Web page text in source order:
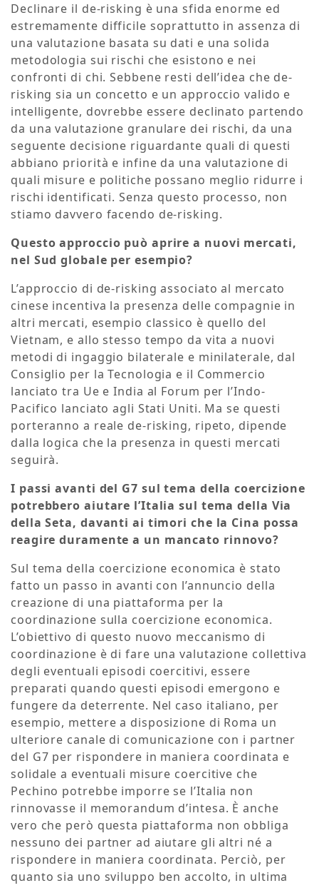
Declinare il de-risking è una sfida enorme ed
estremamente difficile soprattutto in assenza di
una valutazione basata su dati e una solida
metodologia sui rischi che esistono e nei
confronti di chi. Sebbene resti dell’idea che de-
risking sia un concetto e un approccio valido e
intelligente, dovrebbe essere declinato partendo
da una valutazione granulare dei rischi, da una
seguente decisione riguardante quali di questi
abbiano priorità e infine da una valutazione di
quali misure e politiche possano meglio ridurre i
rischi identificati. Senza questo processo, non
stiamo davvero facendo de-risking.
Questo approccio può aprire a nuovi mercati,
nel Sud globale per esempio?
L’approccio di de-risking associato al mercato
cinese incentiva la presenza delle compagnie in
altri mercati, esempio classico è quello del
Vietnam, e allo stesso tempo da vita a nuovi
metodi di ingaggio bilaterale e minilaterale, dal
Consiglio per la Tecnologia e il Commercio
lanciato tra Ue e India al Forum per l’Indo-
Pacifico lanciato agli Stati Uniti. Ma se questi
porteranno a reale de-risking, ripeto, dipende
dalla logica che la presenza in questi mercati
seguirà.
I passi avanti del G7 sul tema della coercizione
potrebbero aiutare l’Italia sul tema della Via
della Seta, davanti ai timori che la Cina possa
reagire duramente a un mancato rinnovo?
Sul tema della coercizione economica è stato
fatto un passo in avanti con l’annuncio della
creazione di una piattaforma per la
coordinazione sulla coercizione economica.
L’obiettivo di questo nuovo meccanismo di
coordinazione è di fare una valutazione collettiva
degli eventuali episodi coercitivi, essere
preparati quando questi episodi emergono e
fungere da deterrente. Nel caso italiano, per
esempio, mettere a disposizione di Roma un
ulteriore canale di comunicazione con i partner
del G7 per rispondere in maniera coordinata e
solidale a eventuali misure coercitive che
Pechino potrebbe imporre se l’Italia non
rinnovasse il memorandum d’intesa. È anche
vero che però questa piattaforma non obbliga
nessuno dei partner ad aiutare gli altri né a
rispondere in maniera coordinata. Perciò, per
quanto sia uno sviluppo ben accolto, in ultima